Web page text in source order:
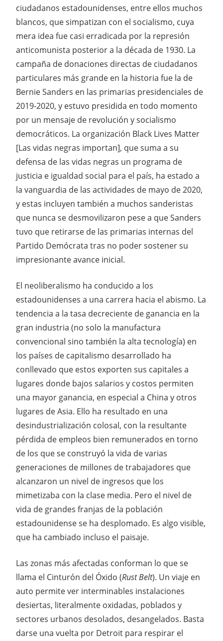
ciudadanos estadounidenses, entre ellos muchos
blancos, que simpatizan con el socialismo, cuya
mera idea fue casi erradicada por la represión
anticomunista posterior a la década de 1930. La
campaña de donaciones directas de ciudadanos
particulares más grande en la historia fue la de
Bernie Sanders en las primarias presidenciales de
2019-2020, y estuvo presidida en todo momento
por un mensaje de revolución y socialismo
democráticos. La organización Black Lives Matter
[Las vidas negras importan], que suma a su
defensa de las vidas negras un programa de
justicia e igualdad social para el país, ha estado a
la vanguardia de las actividades de mayo de 2020,
y estas incluyen también a muchos sanderistas
que nunca se desmovilizaron pese a que Sanders
tuvo que retirarse de las primarias internas del
Partido Demócrata tras no poder sostener su
impresionante avance inicial.
El neoliberalismo ha conducido a los
estadounidenses a una carrera hacia el abismo. La
tendencia a la tasa decreciente de ganancia en la
gran industria (no solo la manufactura
convencional sino también la alta tecnología) en
los países de capitalismo desarrollado ha
conllevado que estos exporten sus capitales a
lugares donde bajos salarios y costos permiten
una mayor ganancia, en especial a China y otros
lugares de Asia. Ello ha resultado en una
desindustrialización colosal, con la resultante
pérdida de empleos bien remunerados en torno
de los que se construyó la vida de varias
generaciones de millones de trabajadores que
alcanzaron un nivel de ingresos que los
mimetizaba con la clase media. Pero el nivel de
vida de grandes franjas de la población
estadounidense se ha desplomado. Es algo visible,
que ha cambiado incluso el paisaje.
Las zonas más afectadas conforman lo que se
llama el Cinturón del Óxido (Rust Belt). Un viaje en
auto permite ver interminables instalaciones
desiertas, literalmente oxidadas, poblados y
sectores urbanos desolados, desangelados. Basta
darse una vuelta por Detroit para respirar el